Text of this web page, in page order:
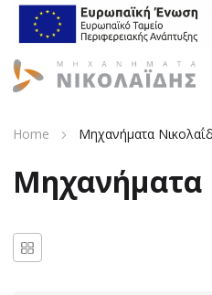
Home Μηχανήματα
Μηχανήματα